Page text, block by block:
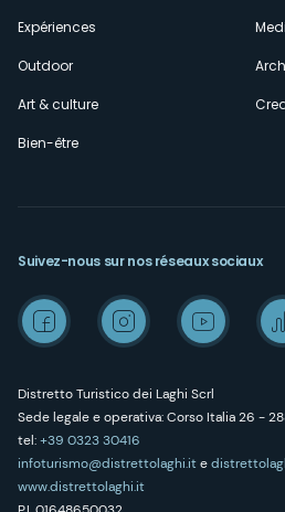
Expériences
Outdoor
Art & culture
Bien-être
Distretto Turistico dei Laghi Scrl
Sede legale e operativa: Corso Italia 26 -
tel:+39 0323 30416
infoturismo@distrettolaghi.ite
www.distrettolaghi.it
Suivez-nous sur nos réseaux sociaux